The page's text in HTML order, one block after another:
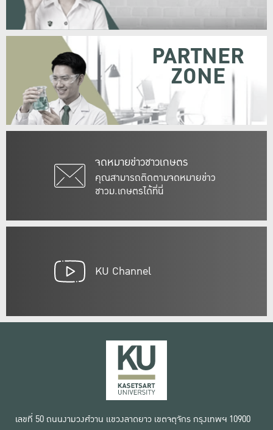
จดหมายข่าวชาวเกษตร
คุณสามารถติดตามจดหมายข่าว
ชาวม.เกษตรได้ที่นี่
PARTNER
ZONE
KU Channel
เลขที่ 50 ถนนงามวงศ์วาน แขวงลาดยาว เขตจตุจักร กรุงเทพฯ 10900